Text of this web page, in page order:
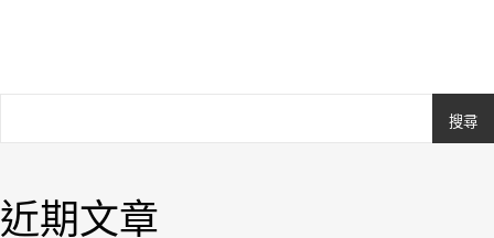
搜尋
近期文章
Royal.